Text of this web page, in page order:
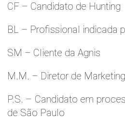
CF – Candidato de Hunting
BL – Profissional indicada
SM – Cliente da Agnis
M.M. – Diretor de Marketing
P.S. – Candidato em
de São Paulo